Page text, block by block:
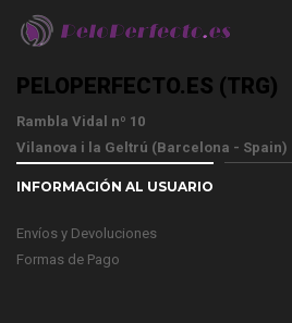
PELOPERFECTO.ES (TRG)
Rambla Vidal nº 10
Vilanova i la Geltrú (Barcelona - Spain)
INFORMACIÓN AL USUARIO
Envíos y Devoluciones
Formas de Pago